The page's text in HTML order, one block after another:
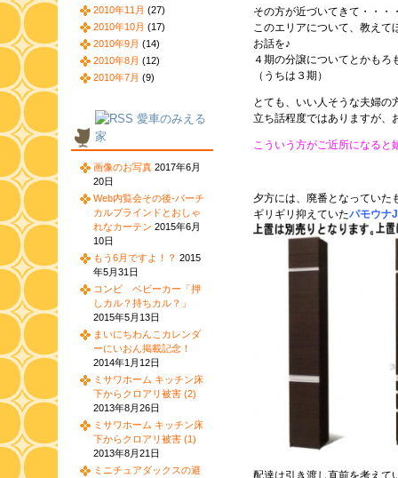
その方が近づいてきて・・・
このエリアについて、教えて
お話を♪
４期の分譲についてとかもろ
（うちは３期）
とても、いい人そうな夫婦の
立ち話程度ではありますが、
こういう方がご近所になると
夕方には、廃番となっていた
ギリギリ抑えていたパモウナ
配達は引き渡し直前を考えて
2010年11月 (27)
2010年10月 (17)
2010年9月 (14)
2010年8月 (12)
2010年7月 (9)
愛車のみえる
家
画像のお写真 2017年6月
20日
Web内覧会その後-バーチ
カルブラインドとおしゃ
れなカーテン 2015年6月
10日
もう6月ですよ！？ 2015
年5月31日
コンビ ベビーカー「押
しカル？持ちカル？」
2015年5月13日
まいにちわんこカレンダ
ーにいおん掲載記念！
2014年1月12日
ミサワホーム キッチン床
下からクロアリ被害 (2)
2013年8月26日
ミサワホーム キッチン床
下からクロアリ被害 (1)
2013年8月21日
ミニチュアダックスの避